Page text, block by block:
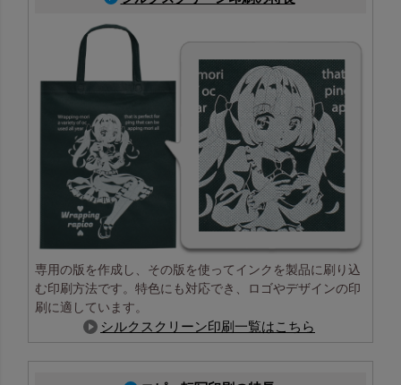
でエンボスの影響を受けずに、
印刷が可能です。
マチ付きの商品の場合このよう
な仕上がりになります
印刷部分 拡大
専用の版を作成し、その版を使ってインクを製品に刷り込
む印刷方法です。特色にも対応でき、ロゴやデザインの印
刷に適しています。
シルクスクリーン印刷一覧はこちら